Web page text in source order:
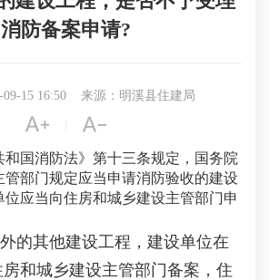
消防备案申请?
09-15 16:50 来源：明溪县住建局
 
和国消防法》第十三条规定，国务院
管部门规定应当申请消防验收的建设
位应当向住房和城乡建设主管部门申
的其他建设工程，建设单位在
和城乡建设主管部门备案，住